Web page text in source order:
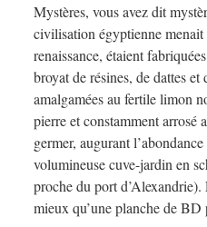
Mystères, vous avez dit
civilisation égyptienne menait
renaissance, étaient
broyat de résines, de dattes
amalgamées au fertile limon
pierre et constamment arrosé
germer, augurant
volumineuse cuve-jardin en
proche du port
mieux qu’une planche de